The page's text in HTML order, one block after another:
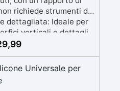
richiede strumenti di
dettagliata: Ideale per
verticali e dettagli
resine, gesso, cera,
inodore,
senza guanti o
e durabilità: